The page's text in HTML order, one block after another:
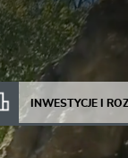
INWESTYCJE I